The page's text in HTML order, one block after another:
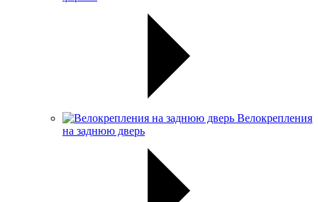
Велокрепления
на заднюю дверь